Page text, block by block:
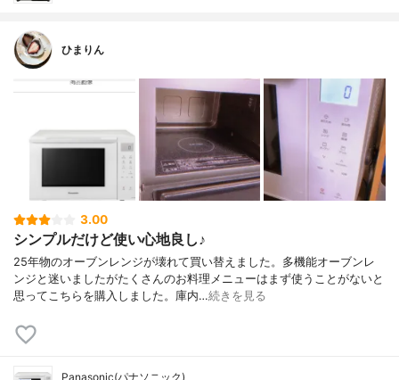
ひまりん
3.00
シンプルだけど使い心地良し♪
25年物のオーブンレンジが壊れて買い替えました。多機能オーブンレ
ンジと迷いましたがたくさんのお料理メニューはまず使うことがないと
思ってこちらを購入しました。庫内…続きを見る
Panasonic(パナソニック)